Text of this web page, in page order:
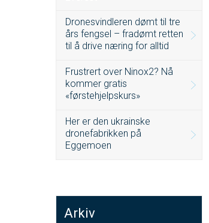
Dronesvindleren dømt til tre
års fengsel – fradømt retten
til å drive næring for alltid
Frustrert over Ninox2? Nå
kommer gratis
«førstehjelpskurs»
Her er den ukrainske
dronefabrikken på
Eggemoen
Arkiv